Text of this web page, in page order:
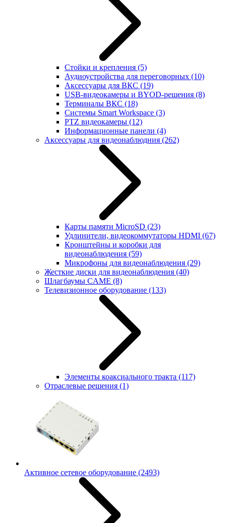
Стойки и крепления (5)
Аудиоустройства для переговорных (10)
Аксессуары для ВКС (19)
USB-видеокамеры и BYOD-решения (8)
Терминалы ВКС (18)
Системы Smart Workspace (3)
PTZ видеокамеры (12)
Информационные панели (4)
Аксессуары для видеонаблюдния (262)
Карты памяти MicroSD (23)
Удлинители, видеокоммутаторы HDMI (67)
Кронштейны и коробки для
видеонаблюдения (59)
Микрофоны для видеонаблюдения (29)
Жесткие диски для видеонаблюдения (40)
Шлагбаумы CAME (8)
Телевизионное оборудование (133)
Элементы коаксиального тракта (117)
Отраслевые решения (1)
Активное сетевое оборудование (2493)